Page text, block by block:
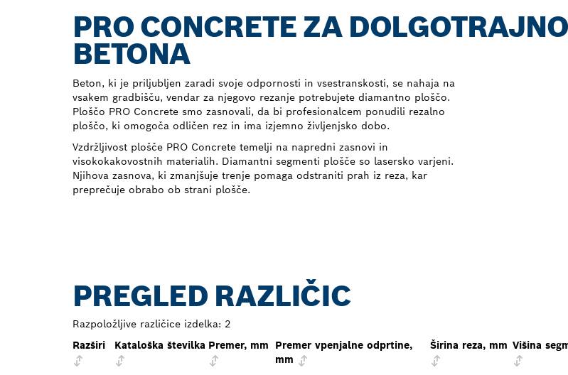
PRO CONCRETE ZA
BETONA
Beton, ki je priljubljen zaradi svoje odpornosti in vsestranskosti, se nahaja na
vsakem gradbišču, vendar za njegovo rezanje potrebujete diamantno ploščo.
Ploščo PRO Concrete smo zasnovali, da bi profesionalcem ponudili rezalno
ploščo, ki omogoča odličen rez in ima izjemno življenjsko dobo.
Vzdržljivost plošče PRO Concrete temelji na napredni zasnovi in
visokokakovostnih materialih. Diamantni segmenti plošče so lasersko varjeni.
Njihova zasnova, ki zmanjšuje trenje pomaga odstraniti prah iz reza, kar
preprečuje obrabo ob strani plošče.
PREGLED RAZLIČIC
Razpoložljive različice izdelka: 2
Razširi
Kataloška številka Premer, mm
Premer vpenjalne odprtine,
mm
Širina reza, mm Višina